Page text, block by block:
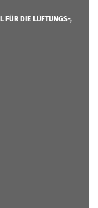
FÜR DIE LÜFTUNGS-,